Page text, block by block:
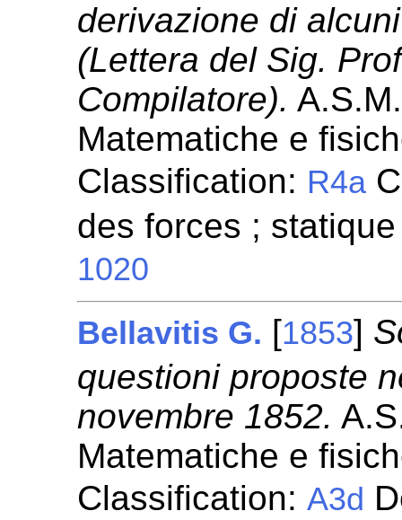
derivazione di
(Lettera del Sig.
Compilatore).
Matematiche e
Classification: R4a
des forces ;
1020
Bellavitis G. [1853]
questioni proposte
novembre 1852.
Matematiche e
Classification:A3d